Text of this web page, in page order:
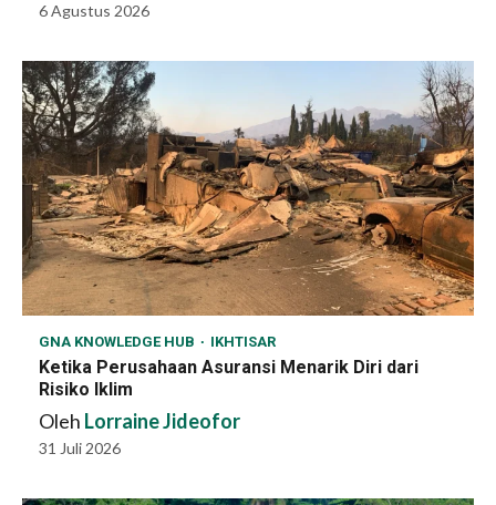
6 Agustus 2026
GNA KNOWLEDGE HUB IKHTISAR
Ketika Perusahaan Asuransi Menarik Diri dari
Risiko Iklim
Oleh Lorraine Jideofor
31 Juli 2026